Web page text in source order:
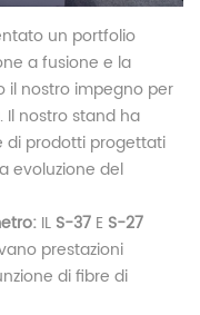
un portfolio
a fusione e la
il nostro impegno per
Il nostro stand ha
di prodotti progettati
evoluzione del
IL S-37 E S-27
prestazioni
di fibre di